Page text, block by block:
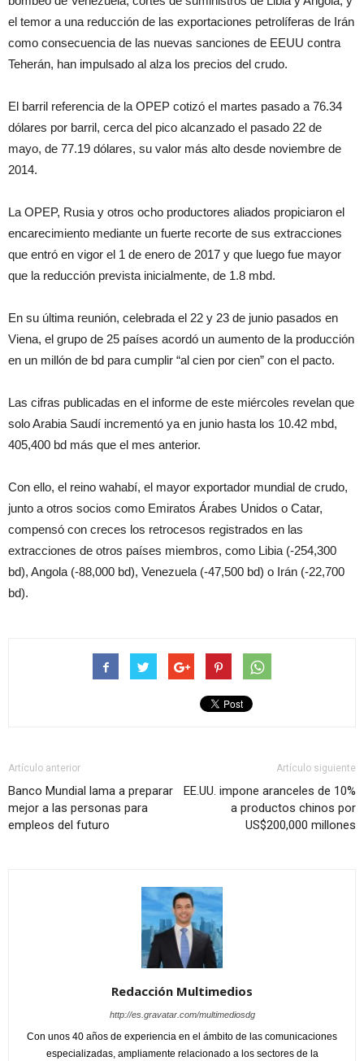
el temor a una reducción de las exportaciones petrolíferas de Irán
como consecuencia de las nuevas sanciones de EEUU contra
Teherán, han impulsado al alza los precios del crudo.
El barril referencia de la OPEP cotizó el martes pasado a 76.34
dólares por barril, cerca del pico alcanzado el pasado 22 de
mayo, de 77.19 dólares, su valor más alto desde noviembre de
2014.
La OPEP, Rusia y otros ocho productores aliados propiciaron el
encarecimiento mediante un fuerte recorte de sus extracciones
que entró en vigor el 1 de enero de 2017 y que luego fue mayor
que la reducción prevista inicialmente, de 1.8 mbd.
En su última reunión, celebrada el 22 y 23 de junio pasados en
Viena, el grupo de 25 países acordó un aumento de la producción
en un millón de bd para cumplir “al cien por cien” con el pacto.
Las cifras publicadas en el informe de este miércoles revelan que
solo Arabia Saudí incrementó ya en junio hasta los 10.42 mbd,
405,400 bd más que el mes anterior.
Con ello, el reino wahabí, el mayor exportador mundial de crudo,
junto a otros socios como Emiratos Árabes Unidos o Catar,
compensó con creces los retrocesos registrados en las
extracciones de otros países miembros, como Libia (-254,300
bd), Angola (-88,000 bd), Venezuela (-47,500 bd) o Irán (-22,700
bd).
Artículo anterior
Banco Mundial lama a preparar
mejor a las personas para
empleos del futuro
Artículo siguiente
EE.UU. impone aranceles de 10%
a productos chinos por
US$200,000 millones
Redacción Multimedios
http://es.gravatar.com/multimediosdg
Con unos 40 años de experiencia en el ámbito de las comunicaciones
especializadas, ampliamente relacionado a los sectores de la